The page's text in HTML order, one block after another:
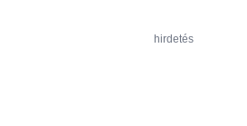
hirdetés